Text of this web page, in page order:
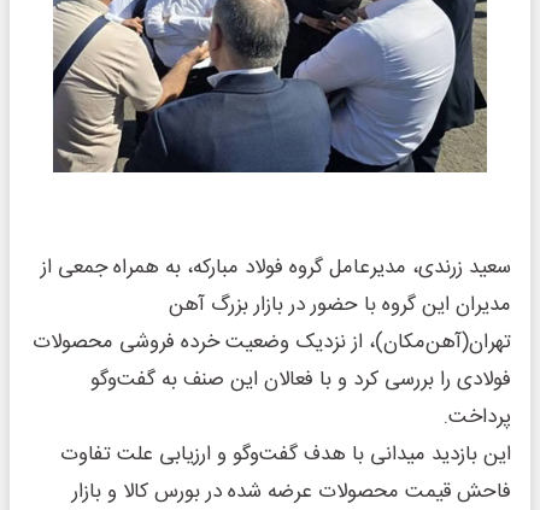
سعید زرندی، مدیرعامل گروه فولاد مبارکه، به همراه جمعی از
مدیران این گروه با حضور در بازار بزرگ آهن
تهران(آهن‌مکان)، از نزدیک وضعیت خرده فروشی محصولات
فولادی را بررسی کرد و با فعالان این صنف به گفت‌وگو
پرداخت.
این بازدید میدانی با هدف گفت‌وگو و ارزیابی علت تفاوت
فاحش قیمت محصولات عرضه شده در بورس کالا و بازار